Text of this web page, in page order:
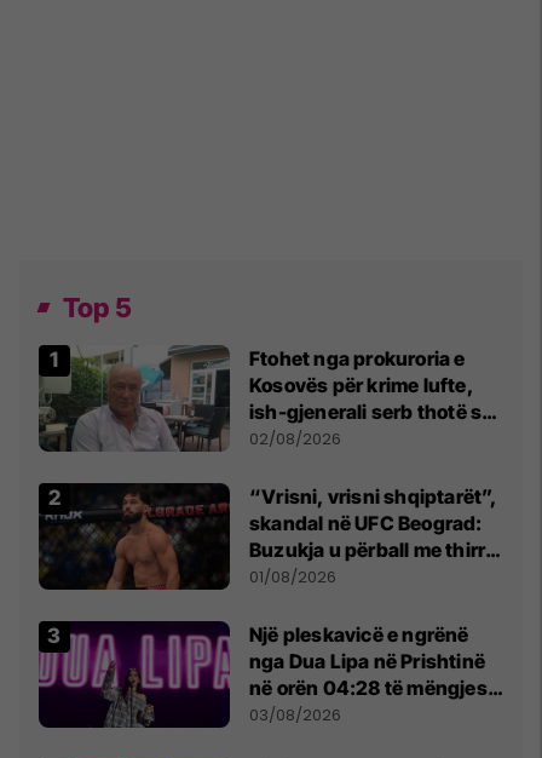
Top 5
Ftohet nga prokuroria e
Kosovës për krime lufte,
ish-gjenerali serb thotë se
dikush e tradhtoi në
02/08/2026
“Vrisni, vrisni shqiptarët”,
skandal në UFC Beograd:
Buzukja u përball me thirrje
anti-shqiptare nga
01/08/2026
Një pleskavicë e ngrënë
nga Dua Lipa në Prishtinë
në orën 04:28 të mëngjesit
- dhe bota digjitale serbe
03/08/2026